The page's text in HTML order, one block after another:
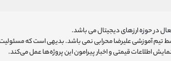
در حوزه ارزهای دیجیتال می باشد.
تیم آموزشی علیرضا محرابی نمی باشد. بدیهی است که
اطلاعات قیمتی و اخبار پیرامون این پروژه‌‌ها عمل می‌کند.